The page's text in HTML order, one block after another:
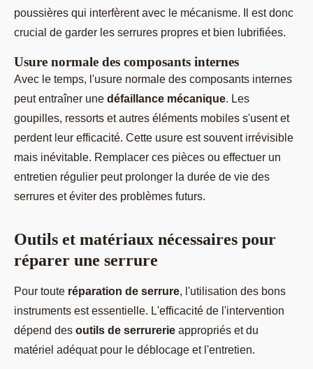
poussières qui interfèrent avec le mécanisme. Il est donc
crucial de garder les serrures propres et bien lubrifiées.
Usure normale des composants internes
Avec le temps, l'usure normale des composants internes
peut entraîner une défaillance mécanique. Les
goupilles, ressorts et autres éléments mobiles s'usent et
perdent leur efficacité. Cette usure est souvent irrévisible
mais inévitable. Remplacer ces pièces ou effectuer un
entretien régulier peut prolonger la durée de vie des
serrures et éviter des problèmes futurs.
Outils et matériaux nécessaires pour
réparer une serrure
Pour toute réparation de serrure, l'utilisation des bons
instruments est essentielle. L'efficacité de l'intervention
dépend des outils de serrurerie appropriés et du
matériel adéquat pour le déblocage et l'entretien.